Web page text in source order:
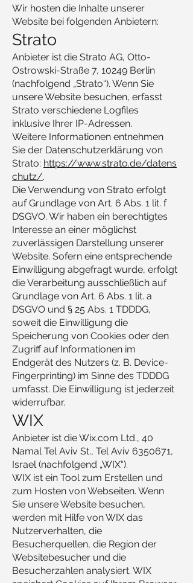
Wir hosten die Inhalte unserer
Website bei folgenden Anbietern:
Strato
Anbieter ist die Strato AG, Otto-
Ostrowski-Straße 7, 10249 Berlin
(nachfolgend „Strato“). Wenn Sie
unsere Website besuchen, erfasst
Strato verschiedene Logfiles
inklusive Ihrer IP-Adressen.
Weitere Informationen entnehmen
Sie der Datenschutzerklärung von
Strato: https://www.strato.de/datens
chutz/.
Die Verwendung von Strato erfolgt
auf Grundlage von Art. 6 Abs. 1 lit. f
DSGVO. Wir haben ein berechtigtes
Interesse an einer möglichst
zuverlässigen Darstellung unserer
Website. Sofern eine entsprechende
Einwilligung abgefragt wurde, erfolgt
die Verarbeitung ausschließlich auf
Grundlage von Art. 6 Abs. 1 lit. a
DSGVO und § 25 Abs. 1 TDDDG,
soweit die Einwilligung die
Speicherung von Cookies oder den
Zugriff auf Informationen im
Endgerät des Nutzers (z. B. Device-
Fingerprinting) im Sinne des TDDDG
umfasst. Die Einwilligung ist jederzeit
widerrufbar.
WIX
Anbieter ist die Wix.com Ltd., 40
Namal Tel Aviv St., Tel Aviv 6350671,
Israel (nachfolgend „WIX“).
WIX ist ein Tool zum Erstellen und
zum Hosten von Webseiten. Wenn
Sie unsere Website besuchen,
werden mit Hilfe von WIX das
Nutzerverhalten, die
Besucherquellen, die Region der
Websitebesucher und die
Besucherzahlen analysiert. WIX